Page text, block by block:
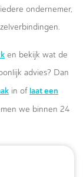
ondernemer,
en bekijk wat de
advies? Dan
in of laat een
we binnen 24